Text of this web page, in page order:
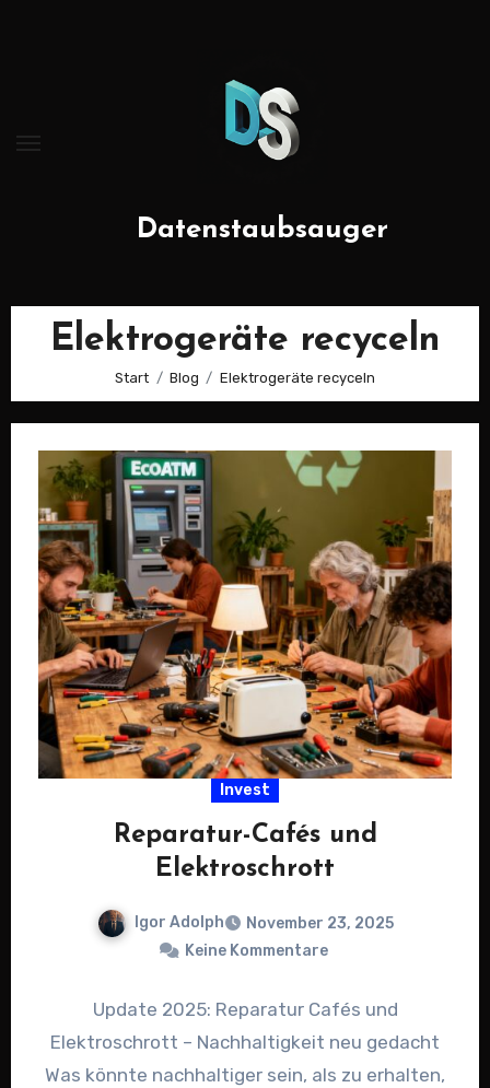
Datenstaubsauger
Elektrogeräte recyceln
Start Blog Elektrogeräte recyceln
Invest
Reparatur-Cafés und
Elektroschrott
Igor Adolph
November 23, 2025
Keine Kommentare
Update 2025: Reparatur Cafés und
Elektroschrott – Nachhaltigkeit neu gedacht
Was könnte nachhaltiger sein, als zu erhalten,